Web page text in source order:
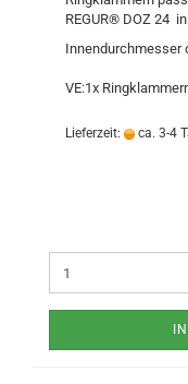
REGUR® DOZ 24
Innendurchmesser
VE:1x
Lieferzeit: ca. 3-4